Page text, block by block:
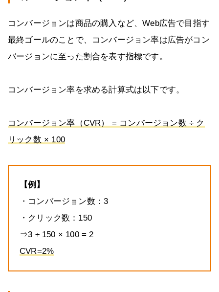
コンバージョンは商品の購入など、Web広告で目指す
最終ゴールのことで、コンバージョン率は広告がコン
バージョンに至った割合を表す指標です。
コンバージョン率を求める計算式は以下です。
コンバージョン率（CVR） = コンバージョン数 ÷ ク
リック数 × 100
【例】
・コンバージョン数：3
・クリック数：150
⇒3 ÷ 150 × 100 = 2
CVR=2%